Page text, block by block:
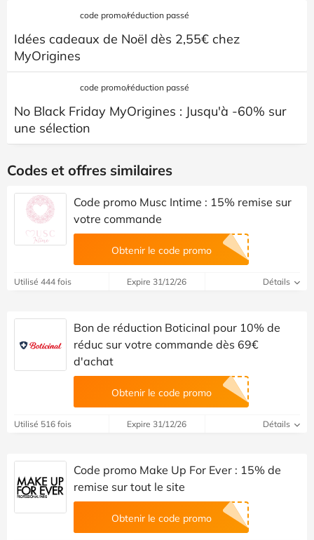
code promo/réduction passé
Idées cadeaux de Noël dès 2,55€ chez
MyOrigines
code promo/réduction passé
No Black Friday MyOrigines : Jusqu'à -60% sur
une sélection
Codes et offres similaires
Code promo Musc Intime : 15% remise sur
votre commande
Obtenir le code promo
Utilisé 444 fois Expire 31/12/26 Détails
Bon de réduction Boticinal pour 10% de
réduc sur votre commande dès 69€
d'achat
Obtenir le code promo
Utilisé 516 fois Expire 31/12/26 Détails
Code promo Make Up For Ever : 15% de
remise sur tout le site
Obtenir le code promo